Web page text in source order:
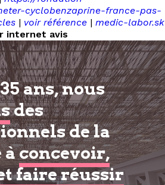
cyclobenzaprine-france-pas-
| voir référence | medic-labor.sk
internet avis
ans, nous
des
de la
àconcevoir,
faire réussir